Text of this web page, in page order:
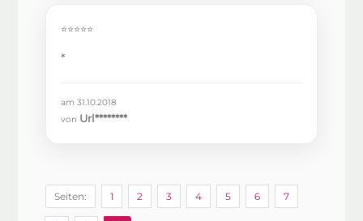
⭐⭐⭐⭐⭐
*
am 31.10.2018
von Url********
Seiten: 1 2 3 4 5 6 7